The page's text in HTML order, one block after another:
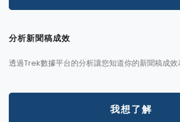
分析新聞稿成效
透過Trek數據平台的分析讓您知道你的新聞稿成效
我想了解